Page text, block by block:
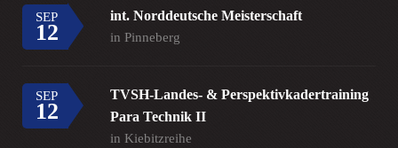
SEP
12
int. Norddeutsche Meisterschaft
in Pinneberg
SEP
12
TVSH-Landes- & Perspektivkadertraining
Para Technik II
in Kiebitzreihe